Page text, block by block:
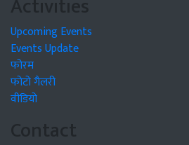
Activities
Upcoming Events
Events Update
फोरम
फोटो गैलरी
वीडियो
Contact